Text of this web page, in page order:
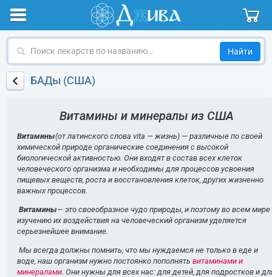
Поиск
по
названиюБАДы (США)
Витамины и минералы из США
Витамины(от латинского слова vita — жизнь) — различные по своей
химической природе органические соединения с высокой
биологической активностью. Они входят в состав всех клеток
человеческого организма и необходимы для процессов усвоения
пищевых веществ, роста и восстановления клеток, других жизненно
важных процессов.
Витамины— это своеобразное чудо природы, и поэтому во всем мире
изучению их воздействия на человеческий организм уделяется
серьезнейшее внимание.
Мы всегда должны помнить, что мы нуждаемся не только в еде и
воде, наш организм нужно постоянко пополнять витаминами и
минералами. Они нужны для всех нас: для детей, для подростков и